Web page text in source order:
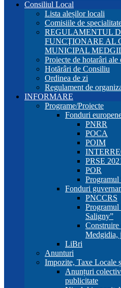
Consiliul Local
Lista aleșilor locali
Comisiile de
REGULAMENTUL
FUNCŢIONARE AL
MUNICIPAL
Proiecte de hotarâri
Hotărâri de Consiliu
Ordinea de zi
Regulament de
INFORMARE
Programe/Proiecte
Fonduri
PNRR
POCA
POIM
PRSE
POR
Programul
Fonduri
PNCCRS
Saligny”
Medgidia,
LiBri
Anunturi
Impozite, Taxe Locale
Anunțuri
publicitate